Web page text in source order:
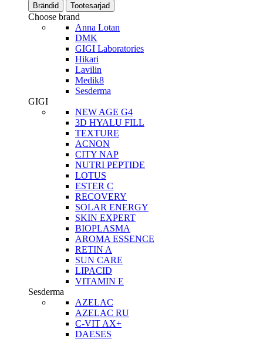
Brändid Tootesarjad
Choose brand
Anna Lotan
DMK
GIGI Laboratories
Hikari
Lavilin
Medik8
Sesderma
GIGI
NEW AGE G4
3D HYALU FILL
TEXTURE
ACNON
CITY NAP
NUTRI PEPTIDE
LOTUS
ESTER C
RECOVERY
SOLAR ENERGY
SKIN EXPERT
BIOPLASMA
AROMA ESSENCE
RETIN A
SUN CARE
LIPACID
VITAMIN E
Sesderma
AZELAC
AZELAC RU
C-VIT AX+
DAESES